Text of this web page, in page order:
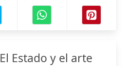
El Estado y el arte